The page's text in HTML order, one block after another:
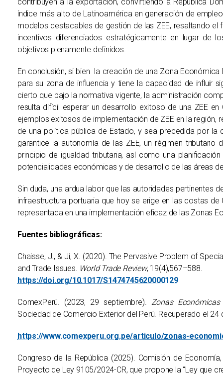
índice más alto de Latinoamérica en generación de
modelos destacables de gestión de las ZEE, resaltando
incentivos diferenciados estratégicamente en lugar de
objetivos plenamente definidos.
En conclusión, si bien la creación de una Zona
para su zona de influencia y tiene la capacidad de influir
cierto que bajo la normativa vigente, la administración
resulta difícil esperar un desarrollo exitoso de una ZEE
ejemplos exitosos de implementación de ZEE en la región,
de una política pública de Estado, y sea precedida por
garantice la autonomía de las ZEE, un régimen
principio de igualdad tributaria, así como una
potencialidades económicas y de desarrollo de las áreas
Sin duda, una ardua labor que las autoridades pertinentes
infraestructura portuaria que hoy se erige en las costas
representada en una implementación eficaz de las Zonas
Fuentes bibliográficas:
Chaisse, J., & Ji, X. (2020). The Pervasive Problem of
and Trade Issues. World Trade Review, 19(4),567–588.
https://doi.org/10.1017/S1474745620000129
ComexPerú. (2023, 29 septiembre). Zonas
Sociedad de Comercio Exterior del Perú. Recuperado el
https://www.comexperu.org.pe/articulo/zonas-
Congreso de la República (2025). Comisión de
Proyecto de Ley 9105/2024-CR, que propone la “Ley que